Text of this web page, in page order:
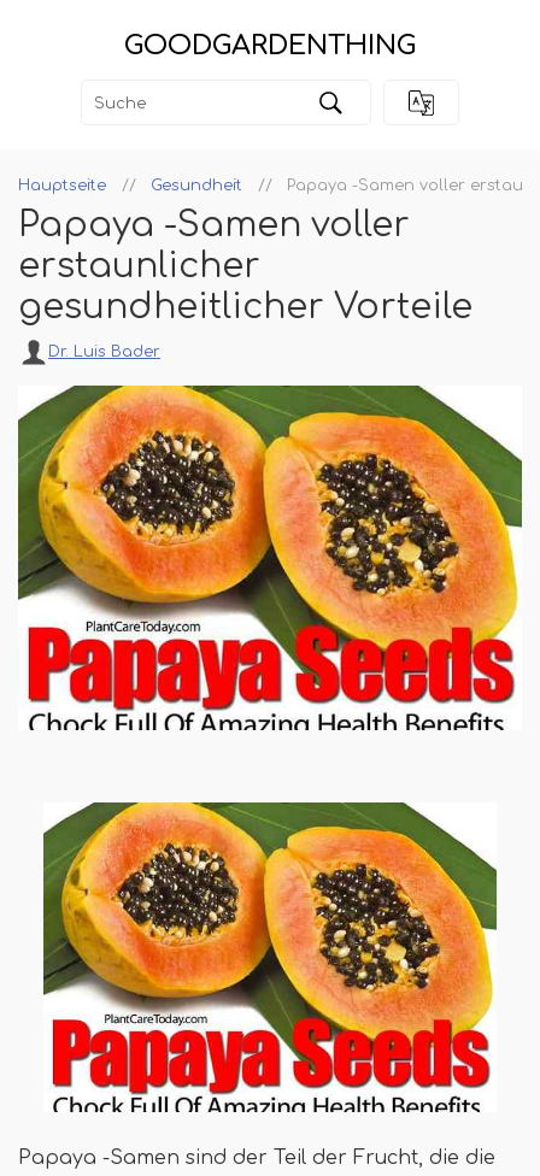
GOODGARDENTHING
Hauptseite Gesundheit Papaya -Samen voller
Papaya -Samen voller
erstaunlicher
gesundheitlicher Vorteile
Dr. Luis Bader
Papaya -Samen sind der Teil der Frucht, die die